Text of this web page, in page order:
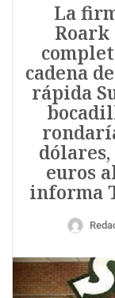
La
Roark
cadena
rápida
euros
informa